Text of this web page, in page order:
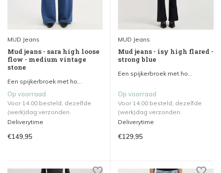
MUD Jeans
Mud jeans - sara high loose
flow - medium vintage
stone
Een spijkerbroek met ho...
Op voorraad
Voor 14.00 besteld, dezelfde
(werk)dag verzonden.
Deliverytime
€149,95
MUD Jeans
Mud jeans - isy high flared -
strong blue
Een spijkerbroek met ho...
Op voorraad
Voor 14.00 besteld, dezelfde
(werk)dag verzonden.
Deliverytime
€129,95